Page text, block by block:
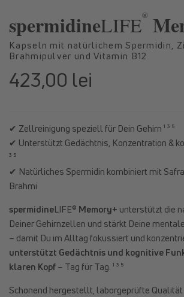
öffnen
spermidineLIFE®
Kapseln mit natürlichem Spermidin,
Brahmipulver und Vitamin B12
Normaler
423,00 lei
✔ Zellreinigung speziell für Dein Gehirn ¹ ³ ⁵
✔ Unterstützt Gedächtnis, Konzentration &
³ ⁵
✔ Natürliches Spermidin kombiniert mit
Brahmi
spermidineLIFE® Memory+ unterstützt die
Deiner Gehirnzellen und stärkt Deine
– damit Du im Alltag fokussiert und
unterstützt Gedächtnis und kognitive
klaren Kopf – Tag für Tag. ¹ ³ ⁵
Schonend hergestellt, laborgeprüfte Qualität